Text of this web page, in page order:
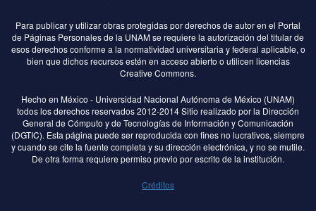
Para publicar y utilizar obras protegidas por derechos de autor en el Portal
de Páginas Personales de la UNAM se requiere la autorización del titular de
esos derechos conforme a la normatividad universitaria y federal aplicable, o
bien que dichos recursos estén en acceso abierto o utilicen licencias
Creative Commons.
Hecho en México - Universidad Nacional Autónoma de México (UNAM)
todos los derechos reservados 2012-2014 Sitio realizado por la Dirección
General de Cómputo y de Tecnologías de Información y Comunicación
(DGTIC). Esta página puede ser reproducida con fines no lucrativos, siempre
y cuando se cite la fuente completa y su dirección electrónica, y no se mutile.
De otra forma requiere permiso previo por escrito de la institución.
Créditos